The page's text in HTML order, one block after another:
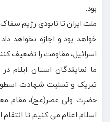
بود.
ملت ایران تا نابودی رژیم
خواهد بود و اجازه نخواهد
اسرائیل، مقاومت را تضعیف
ما نمایندگان استان
تبریک و تسلیت شهادت
حضرت ولی عصر(عج)، مقام
اسلام اعلام می کنیم تا